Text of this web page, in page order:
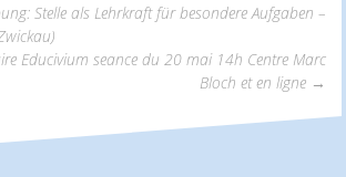
Stelle als Lehrkraft für besondere Aufgaben –
Educivium seance du 20 mai 14h Centre Marc
Bloch et en ligne →